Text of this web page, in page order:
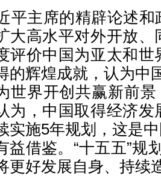
平主席的精辟论述
大高水平对外开放
评价中国为亚太和
的辉煌成就，认为中
世界开创共赢新前
为，中国取得经济
实施5年规划，这是
益借鉴。“十五五”规
更好发展自身、持续